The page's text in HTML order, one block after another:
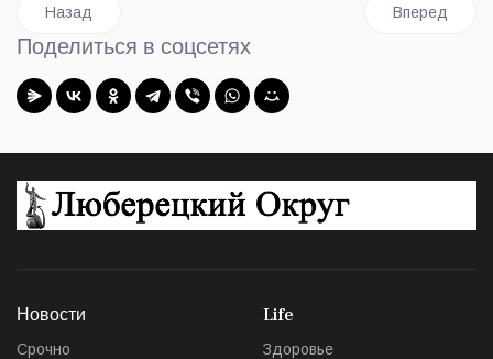
Предыдущий: Акция «Коробка храбрости» стартовала в
Назад Следующий:
Вперед
Поделиться в соцсетях
Новости
Срочно
Life
Здоровье